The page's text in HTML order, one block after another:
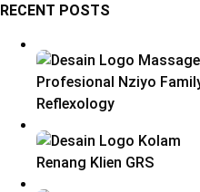
RECENT POSTS